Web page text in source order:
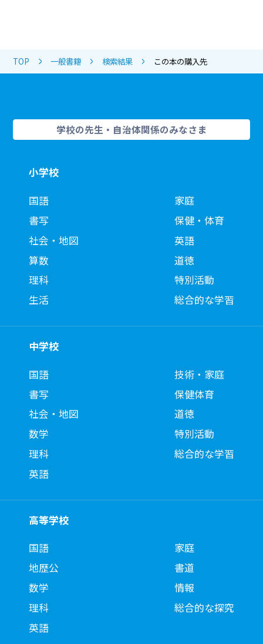
TOP 一般書籍 検索結果 この本の購入先
学校の先生・自治体関係のみなさま
小学校
国語
書写
社会・地図
算数
理科
生活
家庭
保健・体育
英語
道徳
特別活動
総合的な学習
中学校
国語
書写
社会・地図
数学
理科
英語
技術・家庭
保健体育
道徳
特別活動
総合的な学習
高等学校
国語
地歴公
数学
理科
英語
家庭
書道
情報
総合的な探究